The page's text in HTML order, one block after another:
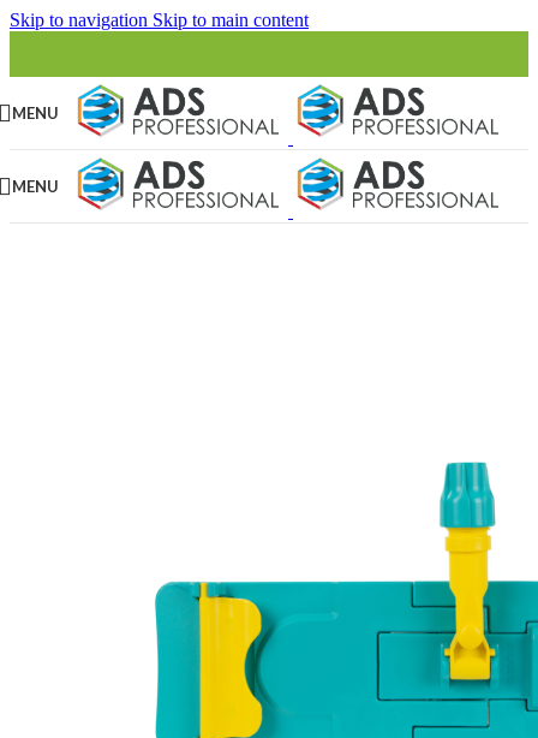
Skip to navigation Skip to main content
MENU
MENU